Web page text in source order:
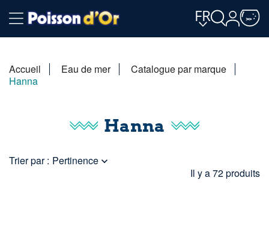
FR
Accueil Eau de mer
Catalogue par marque
Hanna
Hanna
Trier par : Pertinence 
Il y a 72 produits